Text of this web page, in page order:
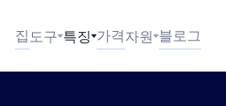
집도구 특징 가격자원 블로그